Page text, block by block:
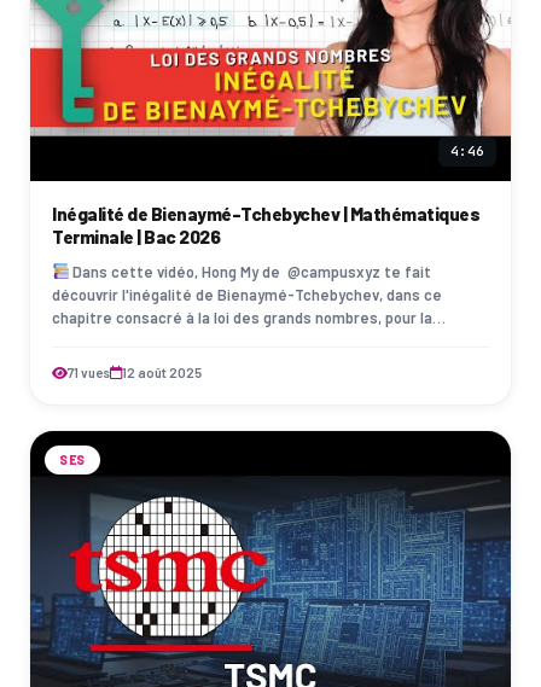
4:46
Inégalité de Bienaymé-Tchebychev | Mathématiques
Terminale | Bac 2026
Dans cette vidéo, Hong My de ‪ @campusxyz te fait
découvrir l'inégalité de Bienaymé-Tchebychev, dans ce
chapitre consacré à la loi des grands nombres, pour la
71 vues 12 août 2025
SES